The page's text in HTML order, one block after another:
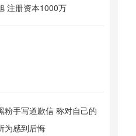
注册资本1000万
粉手写道歉信 称对自己的
为感到后悔